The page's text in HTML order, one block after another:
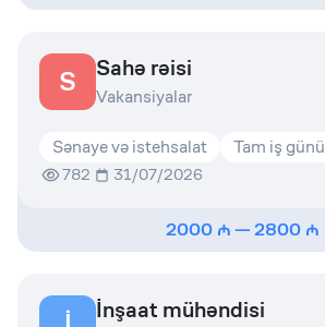
S Sahə rəisi
Vakansiyalar
Sənaye və istehsalat Tam iş günü
782 31/07/2026
2000 —2800
İnşaat mühəndisi